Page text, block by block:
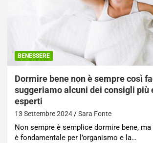
BENESSERE
Dormire bene non è sempre così
suggeriamo alcuni dei consigli più
esperti
13 Settembre 2024 Sara Fonte
Non sempre è semplice dormire bene,
è fondamentale per l’organismo e la…